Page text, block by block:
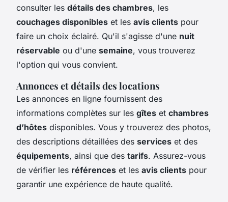
consulter les détails des chambres, les
couchages disponibles et les avis clients pour
faire un choix éclairé. Qu'il s'agisse d'une nuit
réservable ou d'une semaine, vous trouverez
l'option qui vous convient.
Annonces et détails des locations
Les annonces en ligne fournissent des
informations complètes sur les gîtes et chambres
d’hôtes disponibles. Vous y trouverez des photos,
des descriptions détaillées des services et des
équipements, ainsi que des tarifs. Assurez-vous
de vérifier les références et les avis clients pour
garantir une expérience de haute qualité.